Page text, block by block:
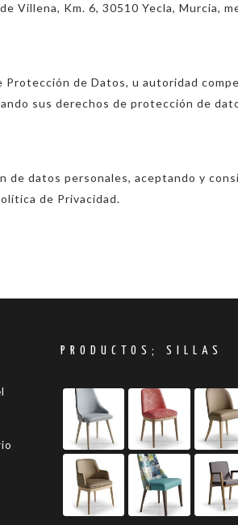
Km. 6, 30510 Yecla, Murcia,
de Datos, u autoridad
sus derechos de protección de
de datos personales, aceptando y
de Privacidad.
PRODUCTOS; SILLAS